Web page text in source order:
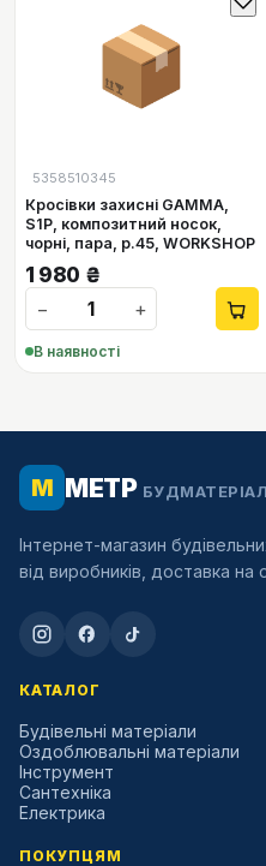
📦
5358510345
Кросівки захисні GAMMA,
S1P, композитний носок,
чорні, пара, р.45, WORKSHOP
1 980 ₴
−
+
В наявності
М МЕТР
Інтернет-магазин
від виробників, доставка
КАТАЛОГ
Будівельні матеріали
Оздоблювальні матеріали
Інструмент
Сантехніка
Електрика
ПОКУПЦЯМ